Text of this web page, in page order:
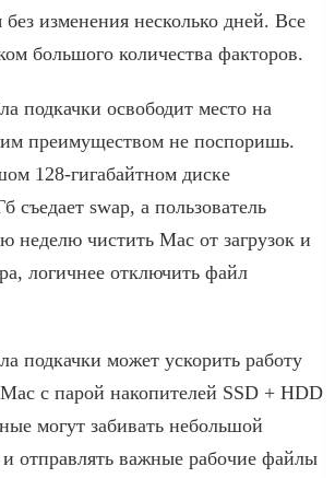
без изменения несколько дней. Все
большого количества факторов.
подкачки освободит место на
преимуществом не поспоришь.
128-гигабайтном диске
съедает swap, а пользователь
неделю чистить Mac от загрузок и
логичнее отключить файл
подкачки может ускорить работу
с парой накопителей SSD + HDD
могут забивать небольшой
и отправлять важные рабочие файлы